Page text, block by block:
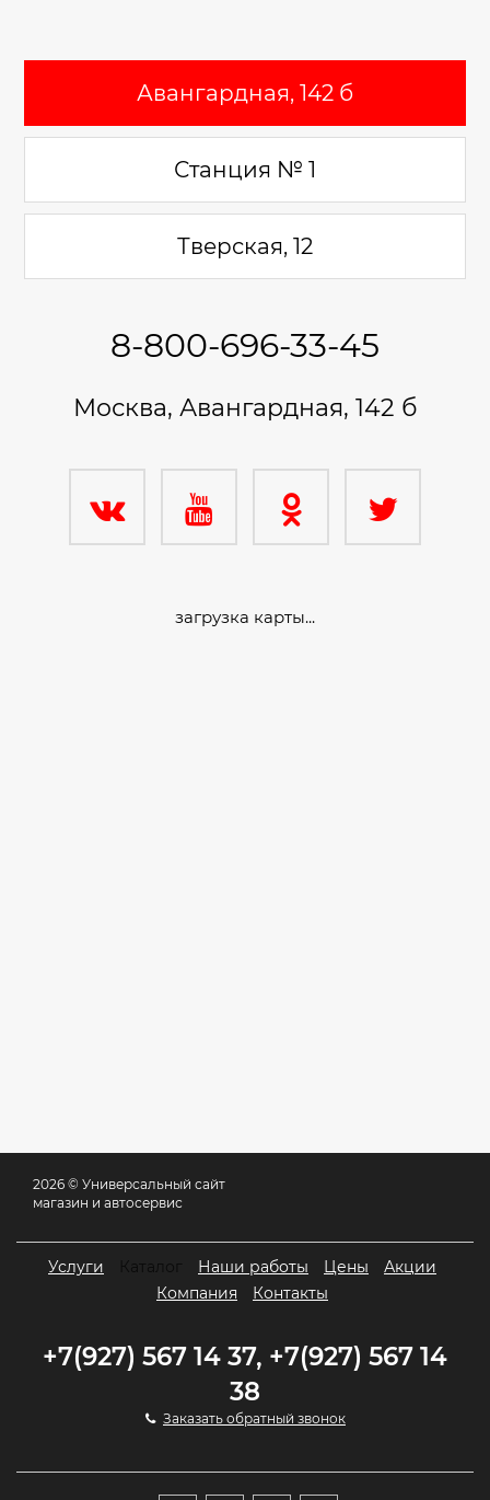
Авангардная, 142 б
Станция № 1
Тверская, 12
8-800-696-33-45
Москва, Авангардная, 142 б
загрузка карты...
2026 © Универсальный сайт
магазин и автосервис
Услуги Наши работы Цены
Акции
Компания
Контакты
+7(927) 567 14 37, +7(927) 567 14
38
Заказать обратный звонок